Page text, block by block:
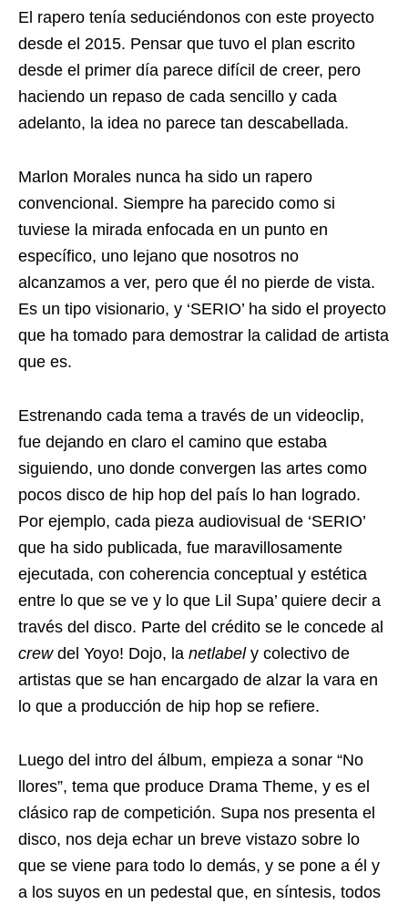
El rapero tenía seduciéndonos con este proyecto
desde el 2015. Pensar que tuvo el plan escrito
desde el primer día parece difícil de creer, pero
haciendo un repaso de cada sencillo y cada
adelanto, la idea no parece tan descabellada.
Marlon Morales nunca ha sido un rapero
convencional. Siempre ha parecido como si
tuviese la mirada enfocada en un punto en
específico, uno lejano que nosotros no
alcanzamos a ver, pero que él no pierde de vista.
Es un tipo visionario, y ‘SERIO’ ha sido el proyecto
que ha tomado para demostrar la calidad de artista
que es.
Estrenando cada tema a través de un videoclip,
fue dejando en claro el camino que estaba
siguiendo, uno donde convergen las artes como
pocos disco de hip hop del país lo han logrado.
Por ejemplo, cada pieza audiovisual de ‘SERIO’
que ha sido publicada, fue maravillosamente
ejecutada, con coherencia conceptual y estética
entre lo que se ve y lo que Lil Supa’ quiere decir a
través del disco. Parte del crédito se le concede al
crewdel Yoyo! Dojo, la netlabel y colectivo de
artistas que se han encargado de alzar la vara en
lo que a producción de hip hop se refiere.
Luego del intro del álbum, empieza a sonar “No
llores”, tema que produce Drama Theme, y es el
clásico rap de competición. Supa nos presenta el
disco, nos deja echar un breve vistazo sobre lo
que se viene para todo lo demás, y se pone a él y
a los suyos en un pedestal que, en síntesis, todos